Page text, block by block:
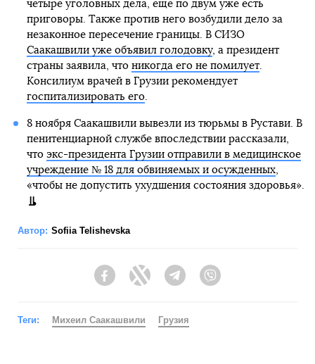
четыре уголовных дела, еще по двум уже есть
приговоры. Также против него возбудили дело за
незаконное пересечение границы. В СИЗО
Саакашвили уже объявил голодовку, а президент
страны заявила, что никогда его не помилует.
Консилиум врачей в Грузии рекомендует
госпитализировать его.
8 ноября Саакашвили вывезли из тюрьмы в Рустави. В
пенитенциарной службе впоследствии рассказали,
что экс-президента Грузии отправили в медицинское
учреждение № 18 для обвиняемых и осужденных,
«чтобы не допустить ухудшения состояния здоровья».
Автор: Sofiia Telishevska
FacebookTwitter Telegram
Теги: Михеил Саакашвили Грузия